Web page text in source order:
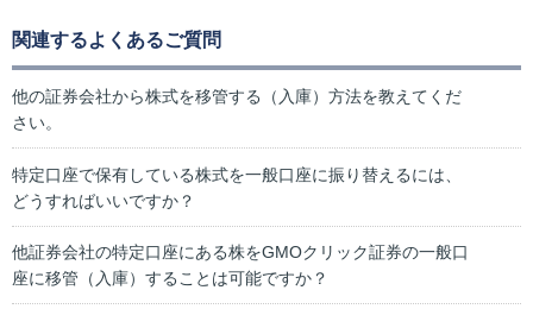
関連するよくあるご質問
他の証券会社から株式を移管する（入庫）方法を教えてくだ
さい。
特定口座で保有している株式を一般口座に振り替えるには、
どうすればいいですか？
他証券会社の特定口座にある株をGMOクリック証券の一般口
座に移管（入庫）することは可能ですか？